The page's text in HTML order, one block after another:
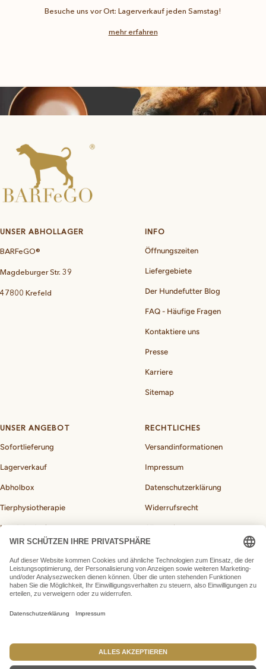
Besuche uns vor Ort: Lagerverkauf jeden Samstag!
mehr erfahren
UNSER ABHOLLAGER
BARFeGO®
Magdeburger Str. 39
47800 Krefeld
INFO
Öffnungszeiten
Liefergebiete
Der Hundefutter Blog
FAQ - Häufige Fragen
Kontaktiere uns
Presse
Karriere
Sitemap
UNSER ANGEBOT
Sofortlieferung
Lagerverkauf
Abholbox
Tierphysiotherapie
Hundebedarf
RECHTLICHES
Versandinformationen
Impressum
Datenschutzerklärung
Widerrufsrecht
Allgemeine
Geschäftsbedingungen
Vertrag widerrufen
Deutschland (EUR €)
BARFeGO® made by Webfusions